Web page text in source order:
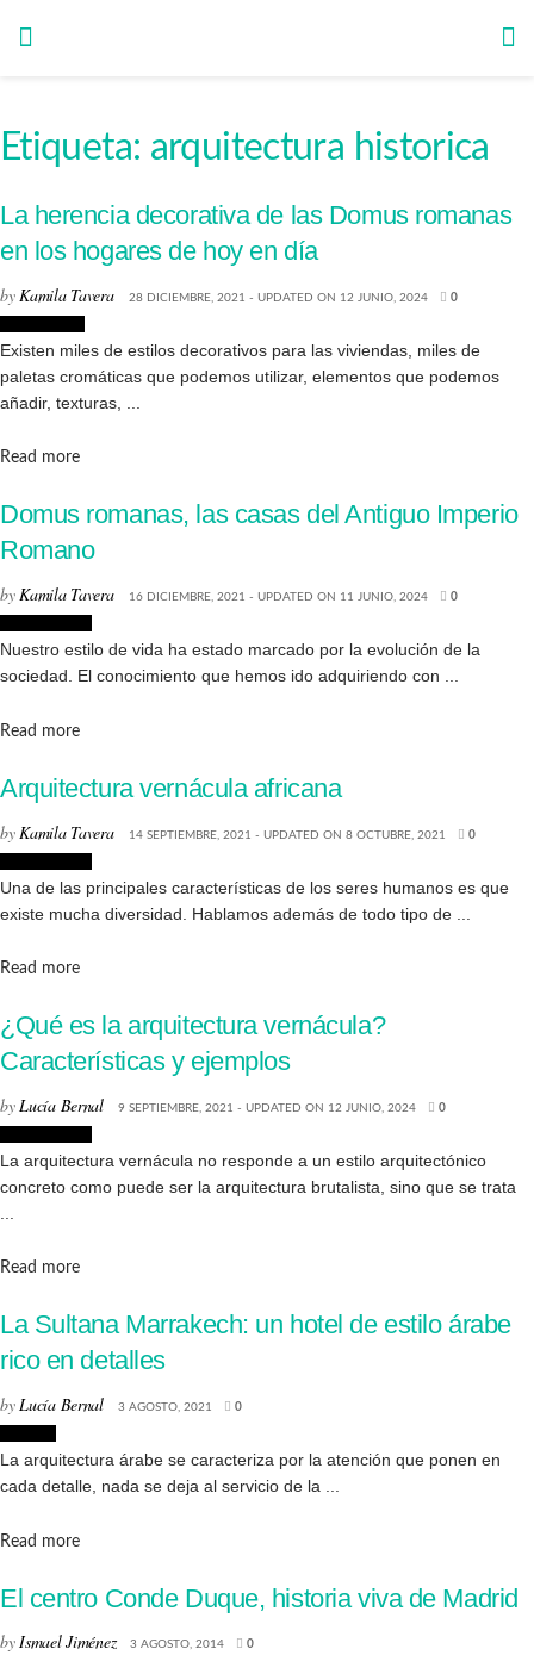
Etiqueta: arquitectura historica
La herencia decorativa de las Domus romanas
en los hogares de hoy en día
byKamila Tavera 28 DICIEMBRE, 2021 - UPDATED ON 12 JUNIO, 2024 0
Existen miles de estilos decorativos para las viviendas, miles de
paletas cromáticas que podemos utilizar, elementos que podemos
añadir, texturas, ...
Read moreDetails
Domus romanas, las casas del Antiguo Imperio
Romano
byKamila Tavera 16 DICIEMBRE, 2021 - UPDATED ON 11 JUNIO, 2024 0
Nuestro estilo de vida ha estado marcado por la evolución de la
sociedad. El conocimiento que hemos ido adquiriendo con ...
Read moreDetails
Arquitectura vernácula africana
by Kamila Tavera 14 SEPTIEMBRE, 2021 - UPDATED ON 8 OCTUBRE, 2021 0
Una de las principales características de los seres humanos es que
existe mucha diversidad. Hablamos además de todo tipo de ...
Read moreDetails
¿Qué es la arquitectura vernácula?
Características y ejemplos
byLucía Bernal 9 SEPTIEMBRE, 2021 - UPDATED ON 12 JUNIO, 2024 0
La arquitectura vernácula no responde a un estilo arquitectónico
concreto como puede ser la arquitectura brutalista, sino que se trata
Read moreDetails
La Sultana Marrakech: un hotel de estilo árabe
rico en detalles
byLucía Bernal 3 AGOSTO, 2021 0
La arquitectura árabe se caracteriza por la atención que ponen en
cada detalle, nada se deja al servicio de la ...
Read moreDetails
El centro Conde Duque, historia viva de Madrid
byIsmael Jiménez 3 AGOSTO, 2014 0